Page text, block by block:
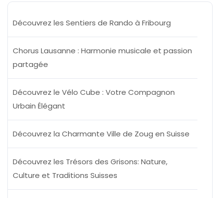
Découvrez les Sentiers de Rando à Fribourg
Chorus Lausanne : Harmonie musicale et passion
partagée
Découvrez le Vélo Cube : Votre Compagnon
Urbain Élégant
Découvrez la Charmante Ville de Zoug en Suisse
Découvrez les Trésors des Grisons: Nature,
Culture et Traditions Suisses